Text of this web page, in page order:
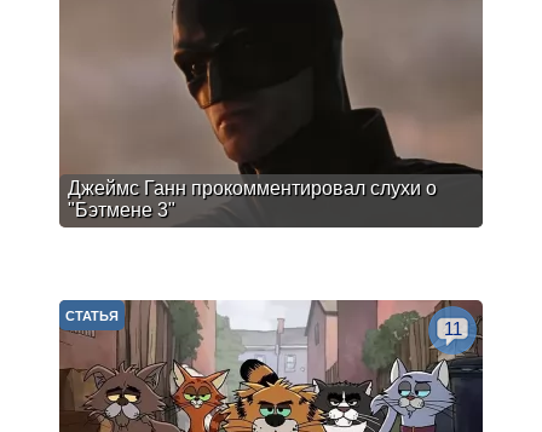
Джеймс Ганн прокомментировал слухи о
"Бэтмене 3"
СТАТЬЯ
11